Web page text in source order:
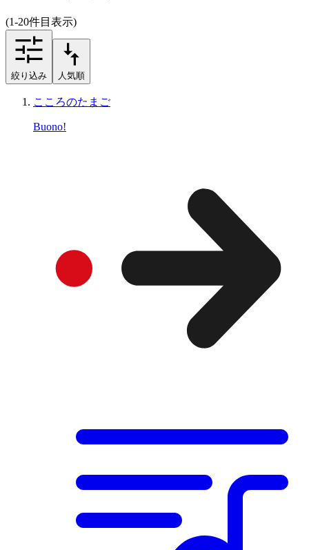
(1-20件目表示)
絞り込み 人気順
こころのたまご
Buono!